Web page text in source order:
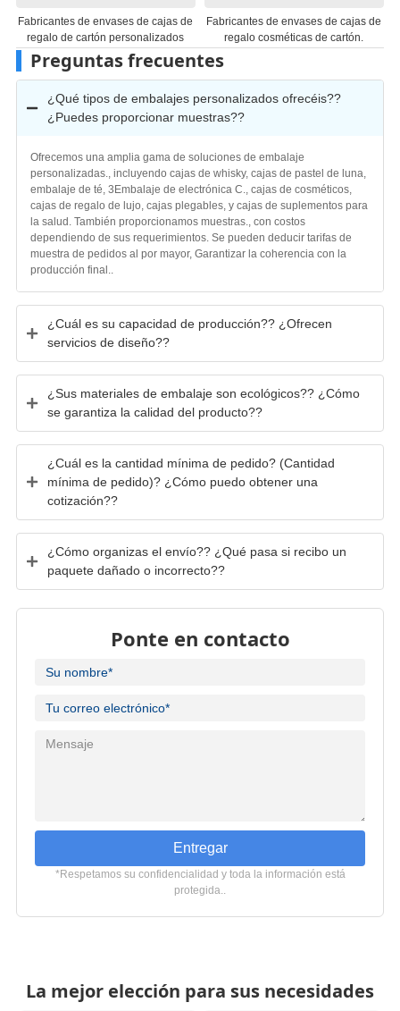
Fabricantes de envases de cajas de
regalo cosméticas de cartón.
Cajas de embalaje de regalo de
papel Fabricantes
Preguntas frecuentes
¿Qué tipos de embalajes personalizados ofrecéis??
¿Puedes proporcionar muestras??
Ofrecemos una amplia gama de soluciones de embalaje
personalizadas., incluyendo cajas de whisky, cajas de pastel de luna,
embalaje de té, 3Embalaje de electrónica C., cajas de cosméticos,
cajas de regalo de lujo, cajas plegables, y cajas de suplementos para
la salud. También proporcionamos muestras., con costos
dependiendo de sus requerimientos. Se pueden deducir tarifas de
muestra de pedidos al por mayor, Garantizar la coherencia con la
producción final..
¿Cuál es su capacidad de producción?? ¿Ofrecen
servicios de diseño??
¿Sus materiales de embalaje son ecológicos?? ¿Cómo
se garantiza la calidad del producto??
¿Cuál es la cantidad mínima de pedido? (Cantidad
mínima de pedido)? ¿Cómo puedo obtener una
cotización??
¿Cómo organizas el envío?? ¿Qué pasa si recibo un
paquete dañado o incorrecto??
Ponte en contacto
Entregar
*Respetamos su confidencialidad y toda la información está
protegida..
La mejor elección para sus necesidades